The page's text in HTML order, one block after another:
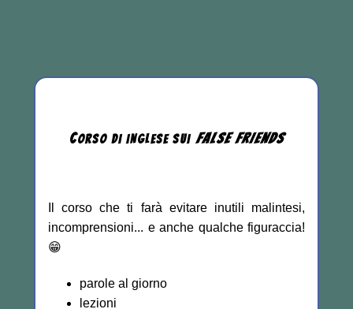
CORSO DI INGLESE SUI FALSEFRIENDS
Il corso che ti farà evitare inutili malintesi,
incomprensioni... e anche qualche figuraccia!
😁
parole al giorno
lezioni